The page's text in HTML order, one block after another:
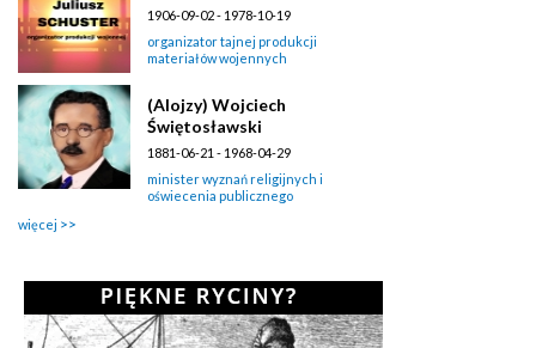
1906-09-02 - 1978-10-19
organizator tajnej produkcji
materiałów wojennych
(Alojzy) Wojciech
Świętosławski
1881-06-21 - 1968-04-29
minister wyznań religijnych i
oświecenia publicznego
więcej